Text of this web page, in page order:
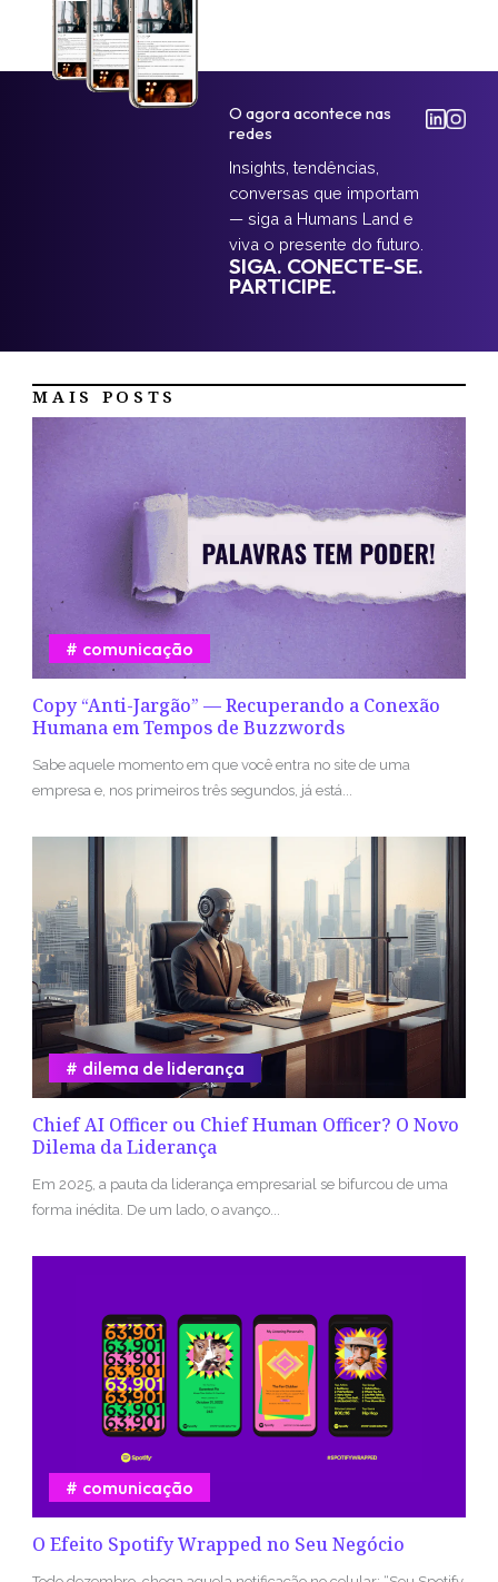
O agora acontece nas
redes
Insights, tendências,
conversas que importam
— siga a Humans Land e
viva o presente do futuro.
SIGA. CONECTE-SE.
PARTICIPE.
MAIS POSTS
Copy “Anti-Jargão” — Recuperando a Conexão
Humana em Tempos de Buzzwords
comunicação
Sabe aquele momento em que você entra no site de uma
empresa e, nos primeiros três segundos, já está...
Chief AI Officer ou Chief Human Officer? O Novo
Dilema da Liderança
dilema de liderança
Em 2025, a pauta da liderança empresarial se bifurcou de uma
forma inédita. De um lado, o avanço...
O Efeito Spotify Wrapped no Seu Negócio
comunicação